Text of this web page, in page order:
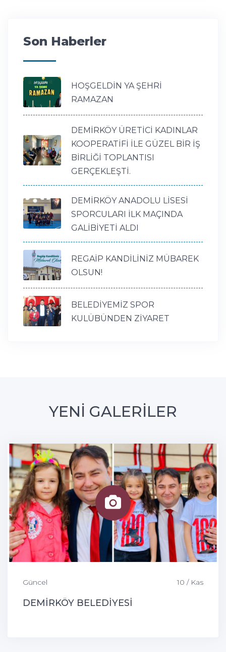
Son Haberler
HOŞGELDİN YA ŞEHRİ
RAMAZAN
DEMİRKÖY ÜRETİCİ KADINLAR
KOOPERATİFİ İLE GÜZEL BİR İŞ
BİRLİĞİ TOPLANTISI
GERÇEKLEŞTİ.
DEMİRKÖY ANADOLU LİSESİ
SPORCULARI İLK MAÇINDA
GALİBİYETİ ALDI
REGAİP KANDİLİNİZ MÜBAREK
OLSUN!
BELEDİYEMİZ SPOR
KULÜBÜNDEN ZİYARET
YENİ GALERİLER
Güncel 10 / Kas
DEMİRKÖY BELEDİYESİ